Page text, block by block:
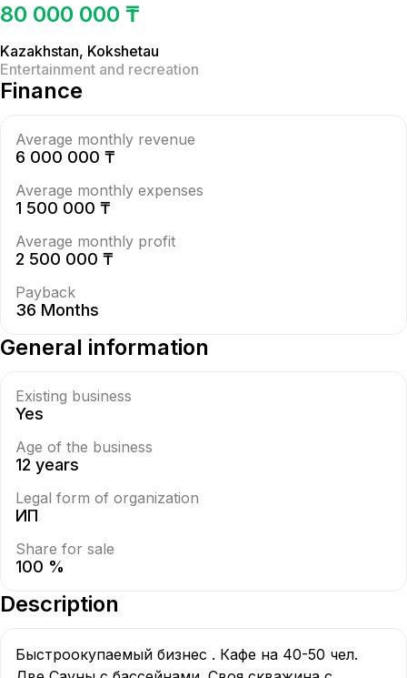
80 000 000 ₸
Kazakhstan, Kokshetau
Entertainment and recreation
Finance
Average monthly revenue
6 000 000 ₸
Average monthly expenses
1 500 000 ₸
Average monthly profit
2 500 000 ₸
Payback
36 Months
General information
Existing business
Yes
Age of the business
12 years
Legal form of organization
ИП
Share for sale
100 %
Description
Быстроокупаемый бизнес . Кафе на 40-50 чел.